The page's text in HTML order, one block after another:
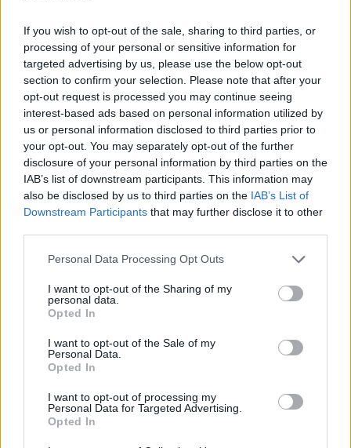
If you wish to opt-out of the sale, sharing to third parties, or
processing of your personal or sensitive information for
targeted advertising by us, please use the below opt-out
section to confirm your selection. Please note that after your
opt-out request is processed you may continue seeing
interest-based ads based on personal information utilized by
us or personal information disclosed to third parties prior to
your opt-out. You may separately opt-out of the further
disclosure of your personal information by third parties on the
IAB’s list of downstream participants. This information may
also be disclosed by us to third parties on the IAB’s List of
Downstream Participants that may further disclose it to other
Please note that this website/app uses one or more Google
not limited to your visit or usage behaviour. You may click to
grant or deny consent to Google and its third-party tags to
use your data for below specified purposes in below Google
consent section.
Personal Data Processing Opt Outs
I want to opt-out of the Sharing of my
personal data.
Opted In
I want to opt-out of the Sale of my
Personal Data.
Opted In
I want to opt-out of processing my
Personal Data for Targeted Advertising.
Opted In
ΚΟΙΝΩΝΊΑ
Διοικητής της Τροχαίας Πτολεμαΐδας Σπύρος
Τάσιος
E-PTOLEMEOS TEAM 8 ΑΥΓΟΎΣΤΟΥ 2026, 7:38 ΜΜ
ΠΕΡΙΣΣΌΤΕΡΑDETAILS